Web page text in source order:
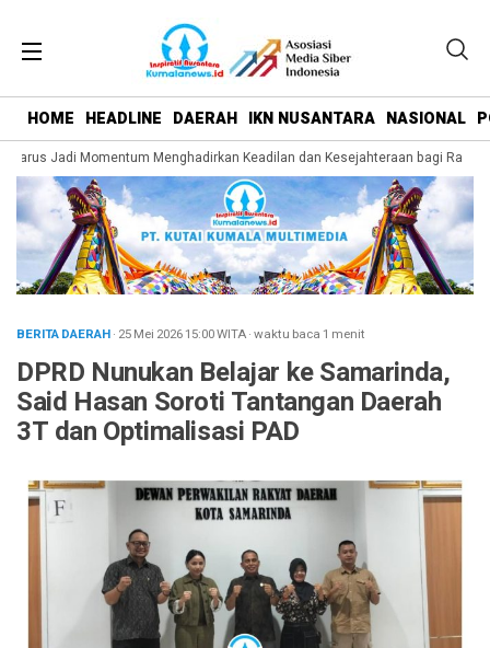
HOME HEADLINE DAERAH IKN NUSANTARA NASIONAL
Jadi Momentum Menghadirkan Keadilan dan Kesejahteraan bagi Rakyat
BERITA DAERAH· 25 Mei 202615:00WITA·waktu baca 1 menit
DPRD Nunukan Belajar ke Samarinda,
Said Hasan Soroti Tantangan Daerah
3T dan Optimalisasi PAD